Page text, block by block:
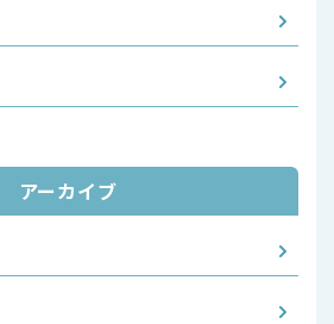
アーカイブ